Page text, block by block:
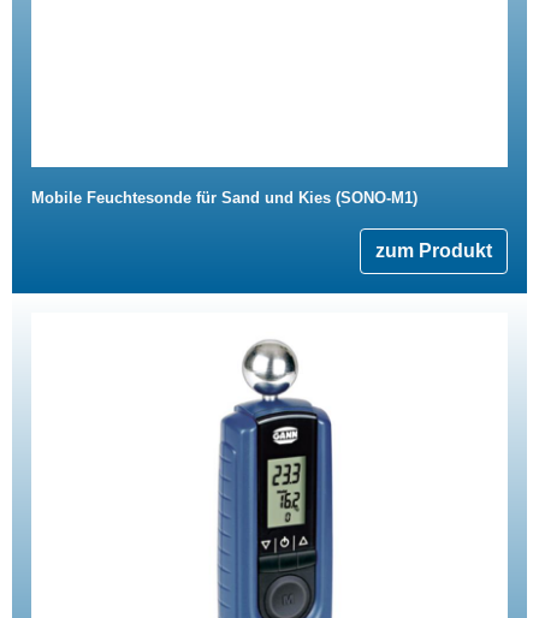
Mobile Feuchtesonde für Sand und Kies (SONO-M1)
zum Produkt